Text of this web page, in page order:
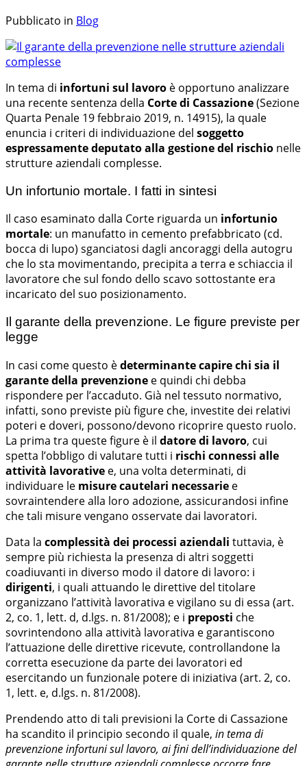
Pubblicato in Blog
In tema di infortuni sul lavoro è opportuno analizzare
una recente sentenza della Corte di Cassazione(Sezione
Quarta Penale 19 febbraio 2019, n. 14915), la quale
enuncia i criteri di individuazione del soggetto
espressamente deputato alla gestione del rischio nelle
strutture aziendali complesse.
Un infortunio mortale. I fatti in sintesi
Il caso esaminato dalla Corte riguarda un infortunio
mortale: un manufatto in cemento prefabbricato (cd.
bocca di lupo) sganciatosi dagli ancoraggi della autogru
che lo sta movimentando, precipita a terra e schiaccia il
lavoratore che sul fondo dello scavo sottostante era
incaricato del suo posizionamento.
Il garante della prevenzione. Le figure previste per
legge
In casi come questo èdeterminante capire chi sia il
garante della prevenzione e quindi chi debba
rispondere per l’accaduto. Già nel tessuto normativo,
infatti, sono previste più figure che, investite dei relativi
poteri e doveri, possono/devono ricoprire questo ruolo.
La prima tra queste figure è il datore di lavoro, cui
spetta l’obbligo di valutare tutti i rischi connessi alle
attività lavorative e, una volta determinati, di
individuare le misurecautelari necessarie e
sovraintendere alla loro adozione, assicurandosi infine
che tali misure vengano osservate dai lavoratori.
Data la complessità dei processi aziendali tuttavia, è
sempre più richiesta la presenza di altri soggetti
coadiuvanti in diverso modo il datore di lavoro: i
dirigenti, i quali attuando le direttive del titolare
organizzano l’attività lavorativa e vigilano su di essa (art.
2, co. 1, lett. d, d.lgs. n. 81/2008); e i preposti che
sovrintendono alla attività lavorativa e garantiscono
l’attuazione delle direttive ricevute, controllandone la
corretta esecuzione da parte dei lavoratori ed
esercitando un funzionale potere di iniziativa (art. 2, co.
1, lett. e, d.lgs. n. 81/2008).
Prendendo atto di tali previsioni la Corte di Cassazione
ha scandito il principio secondo il quale, in tema di
prevenzione infortuni sul lavoro, ai fini dell’individuazione del